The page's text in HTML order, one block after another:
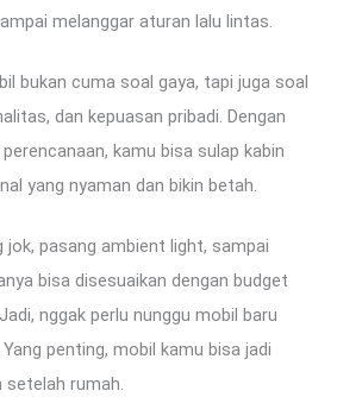
melanggar aturan lalu lintas.
bukan cuma soal gaya, tapi juga soal
dan kepuasan pribadi. Dengan
kamu bisa sulap kabin
yang nyaman dan bikin betah.
jok, pasang ambient light, sampai
bisa disesuaikan dengan budget
nggak perlu nunggu mobil baru
penting, mobil kamu bisa jadi
setelah rumah.